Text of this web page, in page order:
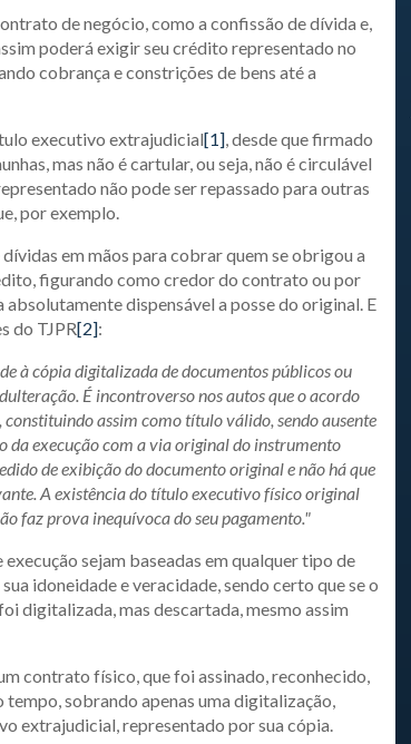
de negócio, como a confissão de dívida e,
poderá exigir seu crédito representado no
cobrança e constrições de bens até a
executivo extrajudicial[1], desde que firmado
mas não é cartular, ou seja, não é circulável
não pode ser repassado para outras
por exemplo.
em mãos para cobrar quem se obrigou a
figurando como credor do contrato ou por
dispensável a posse do original. E
do TJPR[2]:
à cópia digitalizada de documentos públicos ou
É incontroverso nos autos que o acordo
assim como título válido, sendo ausente
da execução com a via original do instrumento
de exibição do documento original e não há que
A existência do título executivo físico original
faz prova inequívoca do seu pagamento."
sejam baseadas em qualquer tipo de
idoneidade e veracidade, sendo certo que se o
digitalizada, mas descartada, mesmo assim
contrato físico, que foi assinado, reconhecido,
sobrando apenas uma digitalização,
extrajudicial, representado por sua cópia.